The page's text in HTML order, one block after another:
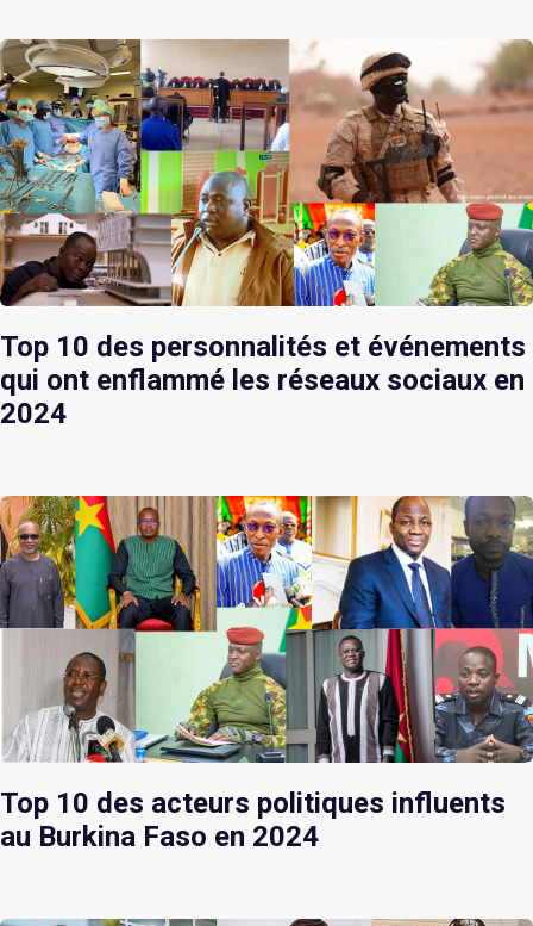
Top 10 des personnalités et événements
qui ont enflammé les réseaux sociaux en
2024
Top 10 des acteurs politiques influents
au Burkina Faso en 2024